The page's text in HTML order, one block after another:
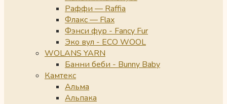
Раффи — Raffia
Флакс — Flax
Фэнси фур - Fancy Fur
Эко вул - ECO WOOL
WOLANS YARN
Банни беби - Bunny Baby
Камтекс
Альма
Альпака